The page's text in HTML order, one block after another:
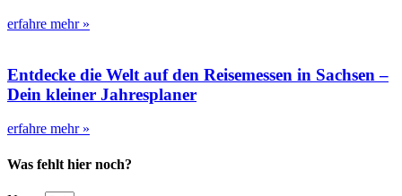
erfahre mehr »
Entdecke die Welt auf den Reisemessen in Sachsen –
Dein kleiner Jahresplaner
erfahre mehr »
Was fehlt hier noch?